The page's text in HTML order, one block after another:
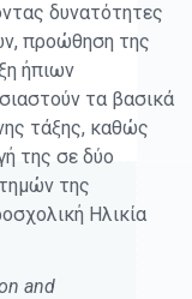
δυνατότητες
προώθηση της
ήπιων
τα βασικά
τάξης, καθώς
της σε δύο
της
Ηλικία
and